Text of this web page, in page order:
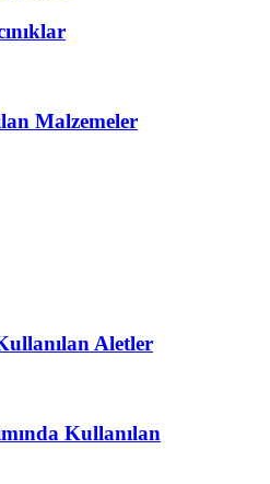
Malzemeler
Aletler
Kullanılan